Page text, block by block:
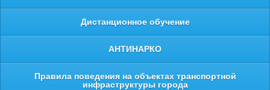
Дистанционное обучение
АНТИНАРКО
Правила поведения на объектах транспортной
инфраструктуры города